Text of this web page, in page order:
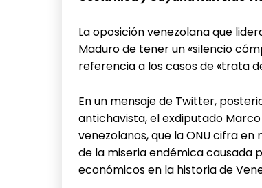
La oposición venezolana que
Maduro de tener un «silencio
referencia a los casos de «trata
En un mensaje de Twitter,
antichavista, el exdiputado
venezolanos, que la ONU cifra en
de la miseria endémica causada
económicos en la historia de